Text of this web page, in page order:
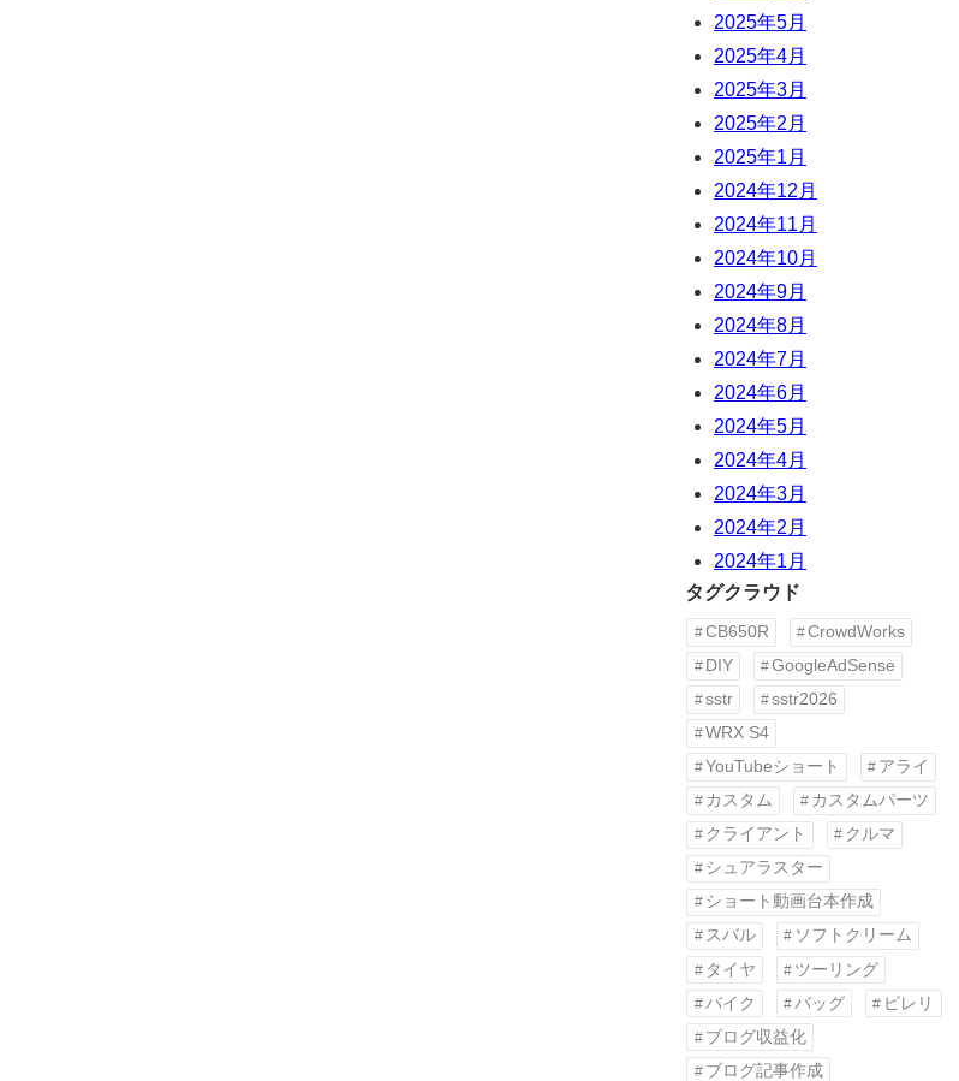
2025年5月
2025年4月
2025年3月
2025年2月
2025年1月
2024年12月
2024年11月
2024年10月
2024年9月
2024年8月
2024年7月
2024年6月
2024年5月
2024年4月
2024年3月
2024年2月
2024年1月
タグクラウド
CB650R
CrowdWorks
DIY
GoogleAdSense
sstr
sstr2026
WRX S4
YouTubeショート
アライ
カスタム
カスタムパーツ
クライアント
クルマ
シュアラスター
ショート動画台本作成
スバル
ソフトクリーム
タイヤ
ツーリング
バイク
バッグ
ピレリ
ブログ収益化
ブログ記事作成